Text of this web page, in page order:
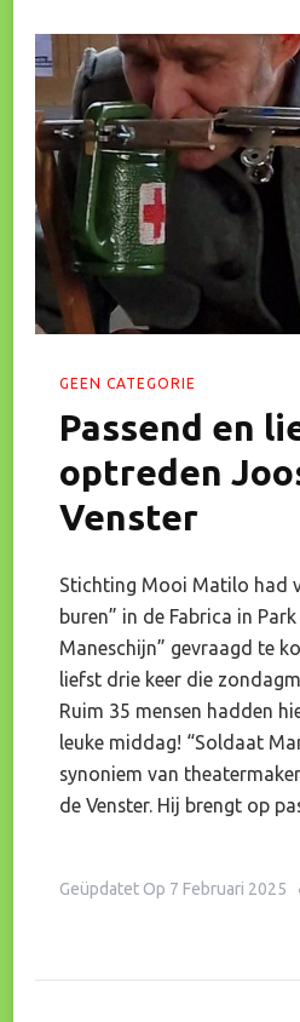
GEEN CATEGORIE
Passend en
optreden
Venster
Stichting Mooi Matilo had
buren” in de Fabrica in
Maneschijn” gevraagd te
liefst drie keer die
Ruim 35 mensen hadden
leuke middag! “Soldaat
synoniem van
de Venster. Hij brengt op
Geüpdatet Op 7 Februari 2025